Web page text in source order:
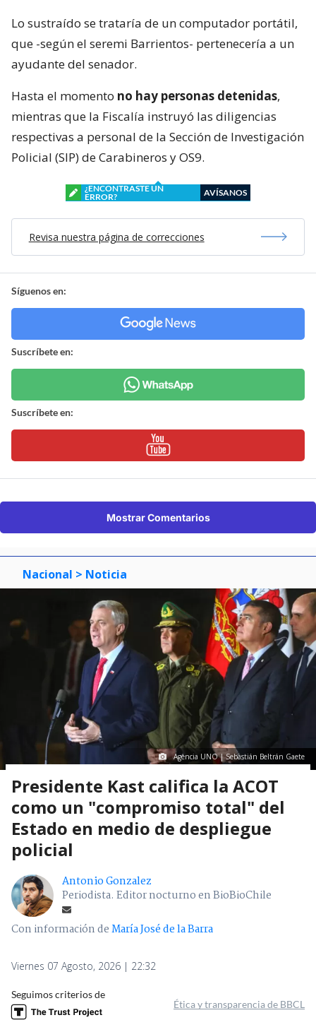
Lo sustraído se trataría de un computador portátil,
que -según el seremi Barrientos- pertenecería a un
ayudante del senador.
Hasta el momento no hay personas detenidas,
mientras que la Fiscalía instruyó las diligencias
respectivas a personal de la Sección de Investigación
Policial (SIP) de Carabineros y OS9.
¿ENCONTRASTE UN
ERROR?
AVÍSANOS
Revisa nuestra página de correcciones
Síguenos en:
Suscríbete en:
Suscríbete en:
Mostrar Comentarios
Nacional > Noticia
Agencia UNO | Sebastián Beltrán Gaete
Presidente Kast califica la ACOT
como un "compromiso total" del
Estado en medio de despliegue
policial
Antonio Gonzalez
Periodista. Editor nocturno en BioBioChile
Con información deMaría José de la Barra
Viernes 07 Agosto, 2026 | 22:32
Seguimos criterios de
Ética y transparencia de BBCL